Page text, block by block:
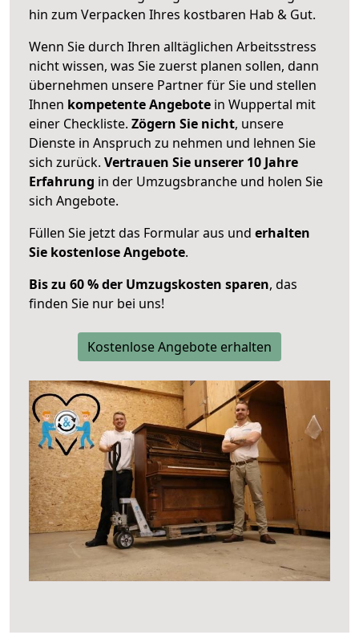
hin zum Verpacken Ihres kostbaren Hab & Gut.
Wenn Sie durch Ihren alltäglichen Arbeitsstress
nicht wissen, was Sie zuerst planen sollen, dann
übernehmen unsere Partner für Sie und stellen
Ihnen kompetente Angebote in Wuppertal mit
einer Checkliste. Zögern Sie nicht, unsere
Dienste in Anspruch zu nehmen und lehnen Sie
sich zurück. Vertrauen Sie unserer 10 Jahre
Erfahrung in der Umzugsbranche und holen Sie
sich Angebote.
Füllen Sie jetzt das Formular aus und erhalten
Sie kostenlose Angebote.
Bis zu 60 % der Umzugskosten sparen, das
finden Sie nur bei uns!
Kostenlose Angebote erhalten